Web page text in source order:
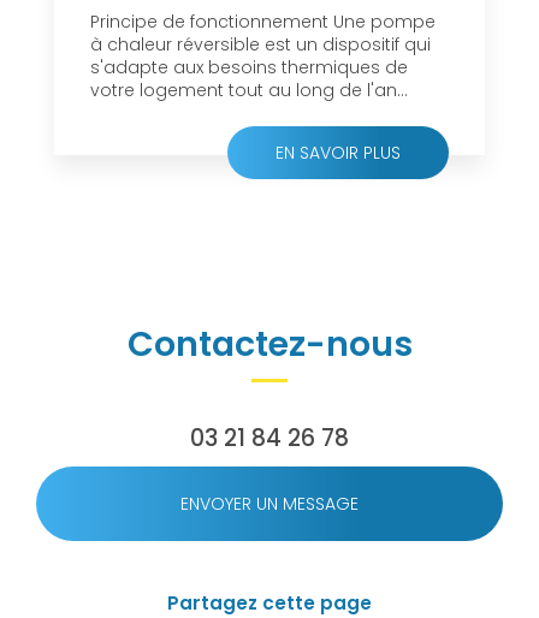
Principe de fonctionnement Une pompe
à chaleur réversible est un dispositif qui
s'adapte aux besoins thermiques de
votre logement tout au long de l'an...
EN SAVOIR PLUS
Contactez-nous
03 21 84 26 78
ENVOYER UN MESSAGE
Partagez cette page